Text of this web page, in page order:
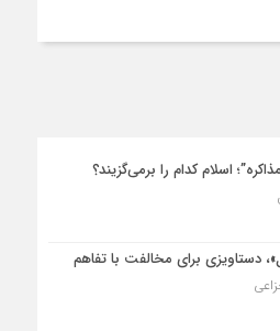
اسلام کدام را برمی‌گزیند؟
دستاویزی برای مخالفت با تفاهم